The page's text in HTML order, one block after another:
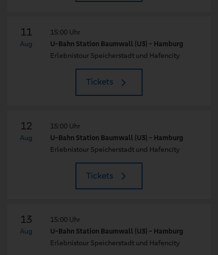
11
Aug
15:00 Uhr
U-Bahn Station Baumwall (U3) - Hamburg
Erlebnistour Speicherstadt und Hafencity
Tickets
12
Aug
15:00 Uhr
U-Bahn Station Baumwall (U3) - Hamburg
Erlebnistour Speicherstadt und Hafencity
Tickets
13
Aug
15:00 Uhr
U-Bahn Station Baumwall (U3) - Hamburg
Erlebnistour Speicherstadt und Hafencity